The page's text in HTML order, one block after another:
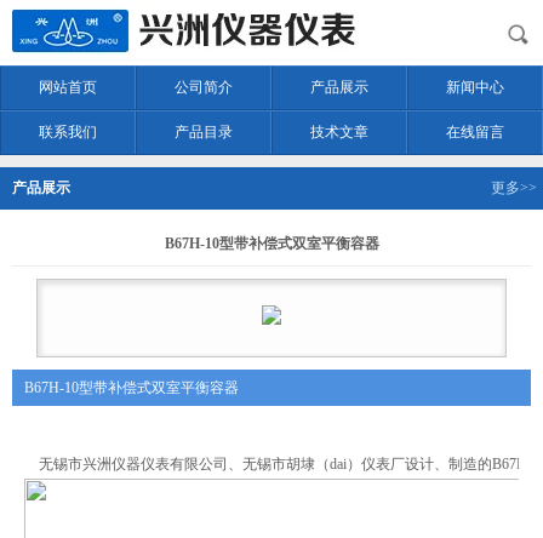
网站首页 公司简介 产品展示 新闻中心
联系我们 产品目录 技术文章 在线留言
产品展示 更多>>
B67H-10型带补偿式双室平衡容器
B67H-10型带补偿式双室平衡容器
无锡市兴洲仪器仪表有限公司、无锡市胡埭（dai）仪表厂设计、制造的